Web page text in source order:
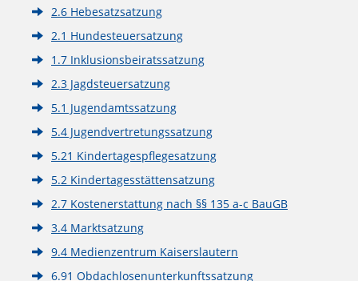
2.6 Hebesatzsatzung
2.1 Hundesteuersatzung
1.7 Inklusionsbeiratssatzung
2.3 Jagdsteuersatzung
5.1 Jugendamtssatzung
5.4 Jugendvertretungssatzung
5.21 Kindertagespflegesatzung
5.2 Kindertagesstättensatzung
2.7 Kostenerstattung nach §§ 135 a-c BauGB
3.4 Marktsatzung
9.4 Medienzentrum Kaiserslautern
6.91 Obdachlosenunterkunftssatzung